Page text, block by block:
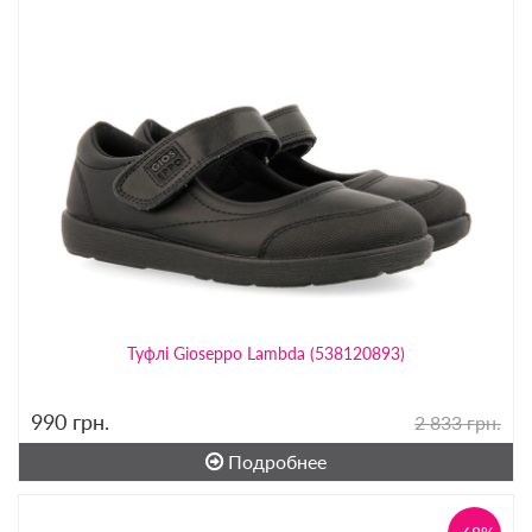
Туфлі Gioseppo Lambda (538120893)
990 грн.
2 833 грн.
Подробнее